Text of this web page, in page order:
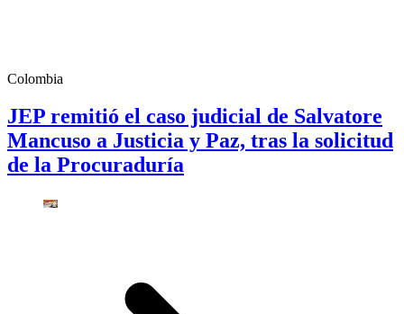
Colombia
JEP remitió el caso judicial de Salvatore
Mancuso a Justicia y Paz, tras la solicitud
de la Procuraduría